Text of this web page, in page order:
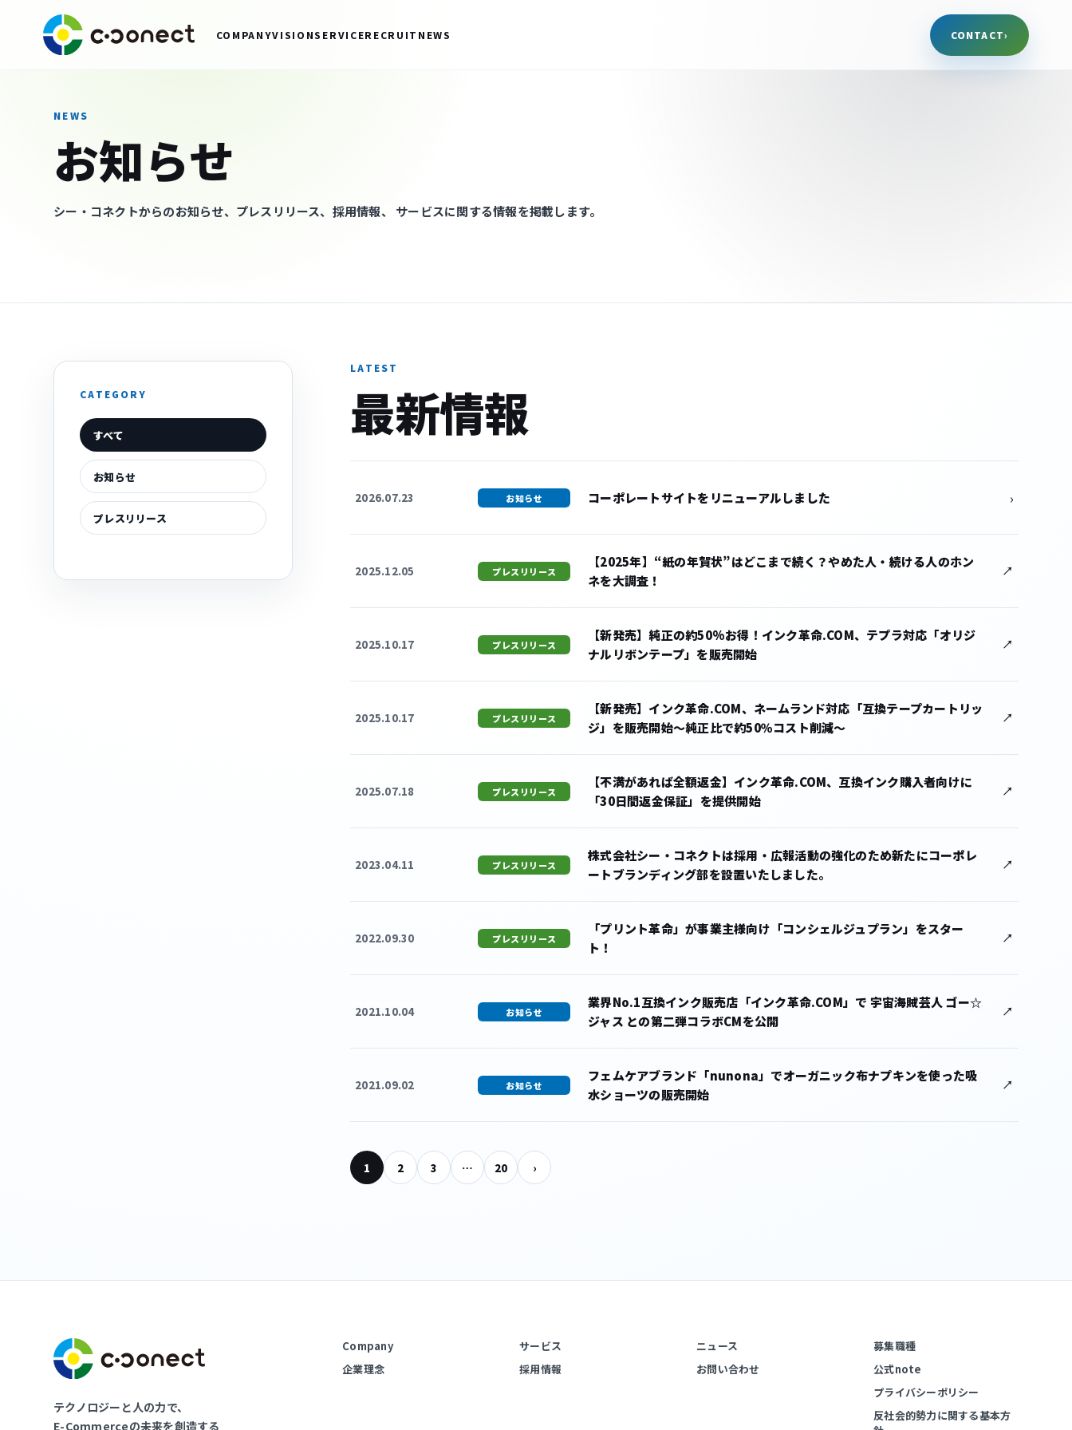
COMPANYVISIONSERVICERECRUIT NEWS CONTACT›
NEWS
お知らせ
シー・コネクトからのお知らせ、プレスリリース、採用情報、 サービスに関する情報を掲載します。
CATEGORY
すべて
お知らせ
プレスリリース
LATEST
最新情報
2026.07.23 お知らせ コーポレートサイトをリニューアルしました ›
2025.12.05 プレスリリース
【2025年】“紙の年賀状”はどこまで続く？やめた人・続ける人のホン
ネを大調査！
2025.10.17 プレスリリース
【新発売】純正の約50%お得！インク革命.COM、テプラ対応「オリジ
ナルリボンテープ」を販売開始
2025.10.17 プレスリリース
【新発売】インク革命.COM、ネームランド対応「互換テープカートリッ
ジ」を販売開始〜純正比で約50％コスト削減〜
2025.07.18 プレスリリース
【不満があれば全額返金】インク革命.COM、互換インク購入者向けに
「30日間返金保証」を提供開始
2023.04.11 プレスリリース
株式会社シー・コネクトは採用・広報活動の強化のため新たにコーポレ
ートブランディング部を設置いたしました。
2022.09.30 プレスリリース
「プリント革命」が事業主様向け「コンシェルジュプラン」をスター
ト！
2021.10.04 お知らせ
業界No.1互換インク販売店「インク革命.COM」で 宇宙海賊芸人 ゴー☆
ジャス との第二弾コラボCMを公開
2021.09.02 お知らせ
フェムケアブランド「nunona」でオーガニック布ナプキンを使った吸
水ショーツの販売開始
1 2 3 … 20 ›
テクノロジーと人の力で、
E-Commerceの未来を創造する
Company
企業理念
サービス
採用情報
ニュース
お問い合わせ
募集職種
公式note
プライバシーポリシー
反社会的勢力に関する基本方